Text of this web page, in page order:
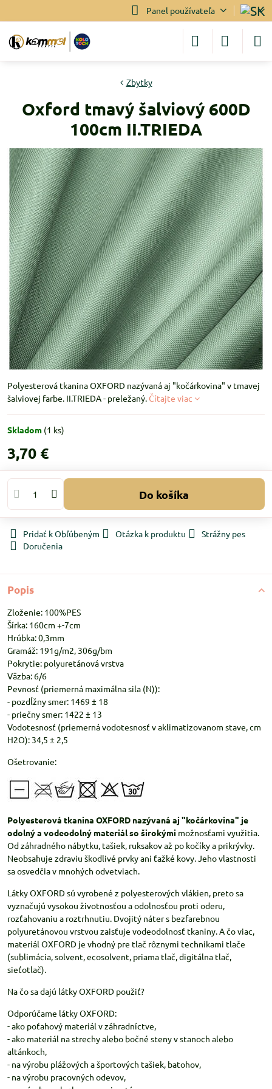
Panel používateľa
Zbytky
Oxford tmavý šalviový 600D
100cm II.TRIEDA
Polyesterová tkanina OXFORD nazývaná aj "kočárkovina" v tmavej
šalviovej farbe. II.TRIEDA - preležaný. Čítajte viac
Skladom (1 ks)
3,70 €
Do košíka
Pridať k Obľúbeným Otázka k produktu
Strážny pes
Doručenia
Popis
Zloženie: 100%PES
Šírka: 160cm +-7cm
Hrúbka: 0,3mm
Gramáž: 191g/m2, 306g/bm
Pokrytie: polyuretánová vrstva
Väzba: 6/6
Pevnosť (priemerná maximálna sila (N)):
- pozdĺžny smer: 1469 ± 18
- priečny smer: 1422 ± 13
Vodotesnosť (priemerná vodotesnosť v aklimatizovanom stave, cm
H2O): 34,5 ± 2,5
Ošetrovanie:
Polyesterová tkanina OXFORD nazývaná aj "kočárkovina" je
odolný a vodeodolný materiál so širokými možnosťami využitia.
Od záhradného nábytku, tašiek, ruksakov až po kočíky a prikrývky.
Neobsahuje zdraviu škodlivé prvky ani ťažké kovy. Jeho vlastnosti
sa osvedčia v mnohých odvetviach.
Látky OXFORD sú vyrobené z polyesterových vlákien, preto sa
vyznačujú vysokou životnosťou a odolnosťou proti oderu,
rozťahovaniu a roztrhnutiu. Dvojitý náter s bezfarebnou
polyuretánovou vrstvou zaisťuje vodeodolnosť tkaniny. A čo viac,
materiál OXFORD je vhodný pre tlač rôznymi technikami tlače
(sublimácia, solvent, ecosolvent, priama tlač, digitálna tlač,
sieťotlač).
Na čo sa dajú látky OXFORD použiť?
Odporúčame látky OXFORD:
- ako poťahový materiál v záhradníctve,
- ako materiál na strechy alebo bočné steny v stanoch alebo
altánkoch,
- na výrobu plážových a športových tašiek, batohov,
- na výrobu pracovných odevov,